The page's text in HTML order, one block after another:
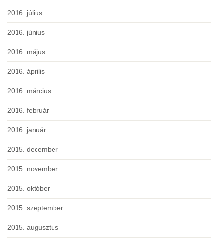
2016. július
2016. június
2016. május
2016. április
2016. március
2016. február
2016. január
2015. december
2015. november
2015. október
2015. szeptember
2015. augusztus